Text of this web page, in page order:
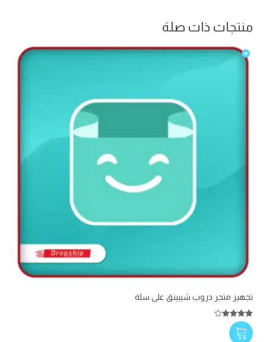
منتجات ذات صلة
تجهيز متجر دروب شيبينق على سلة
تم التقييم
4.00
من 5